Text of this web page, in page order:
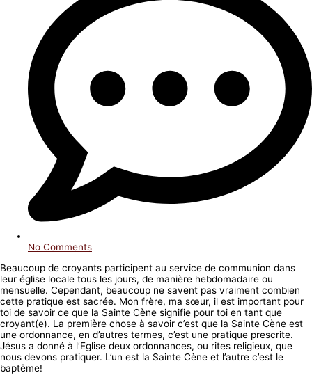
No Comments
Beaucoup de croyants participent au service de communion dans
leur église locale tous les jours, de manière hebdomadaire ou
mensuelle. Cependant, beaucoup ne savent pas vraiment combien
cette pratique est sacrée. Mon frère, ma sœur, il est important pour
toi de savoir ce que la Sainte Cène signifie pour toi en tant que
croyant(e). La première chose à savoir c’est que la Sainte Cène est
une ordonnance, en d’autres termes, c’est une pratique prescrite.
Jésus a donné à l’Eglise deux ordonnances, ou rites religieux, que
nous devons pratiquer. L’un est la Sainte Cène et l’autre c’est le
baptême!